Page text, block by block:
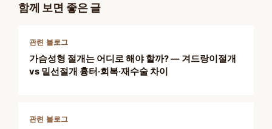
함께 보면 좋은 글
관련 블로그
가슴성형 절개는 어디로 해야 할까? — 겨드랑이절개
vs 밑선절개 흉터·회복·재수술 차이
관련 블로그